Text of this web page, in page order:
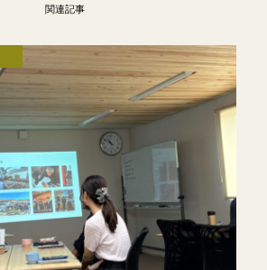
関連記事